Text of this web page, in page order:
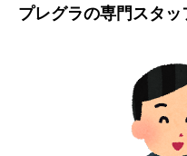
プレグラの専門スタッ